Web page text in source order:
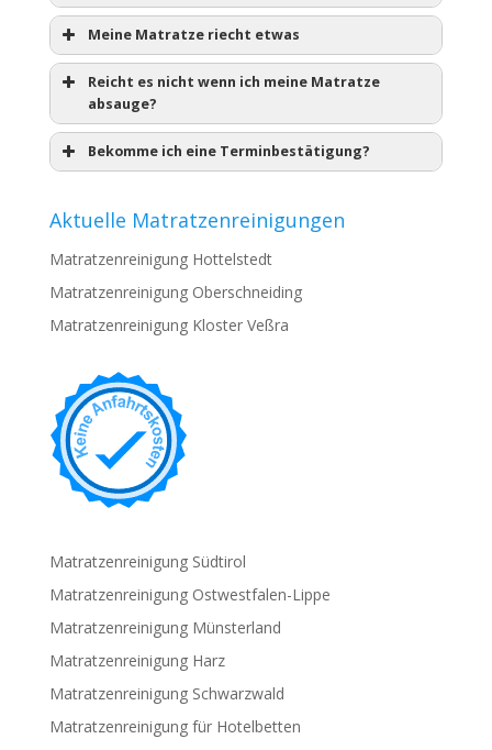
Meine Matratze riecht etwas
Reicht es nicht wenn ich meine Matratze
absauge?
Bekomme ich eine Terminbestätigung?
Aktuelle Matratzenreinigungen
Matratzenreinigung Hottelstedt
Matratzenreinigung Oberschneiding
Matratzenreinigung Kloster Veßra
Matratzenreinigung Südtirol
Matratzenreinigung Ostwestfalen-Lippe
Matratzenreinigung Münsterland
Matratzenreinigung Harz
Matratzenreinigung Schwarzwald
Matratzenreinigung für Hotelbetten